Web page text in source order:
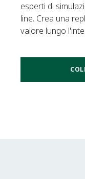
esperti di
line. Crea una
valore lungo